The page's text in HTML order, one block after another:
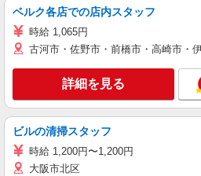
ベルク各店での店内スタッフ
時給 1,065円
古河市・佐野市・前橋市・高崎市・
詳細を見る
ビルの清掃スタッフ
時給 1,200円〜1,200円
大阪市北区